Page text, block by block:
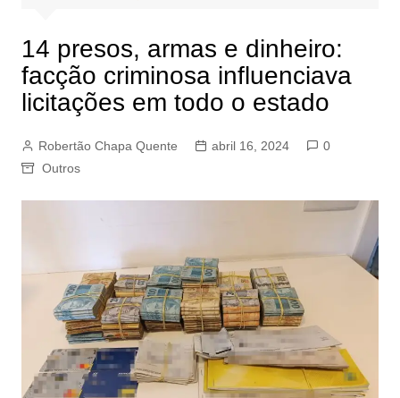
14 presos, armas e dinheiro:
facção criminosa influenciava
licitações em todo o estado
Robertão Chapa Quente abril 16, 2024
0
Outros